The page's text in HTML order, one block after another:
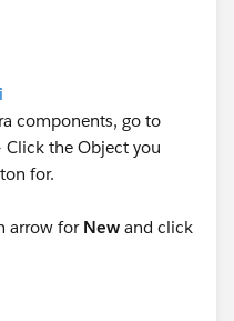
components, go to
Click the Object you
for.
arrow for New and click
Override